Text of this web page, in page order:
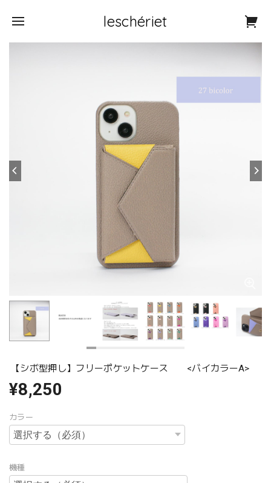
leschériet
【シボ型押し】フリーポケットケース <バイカラーA>
¥8,250
カラー
機種